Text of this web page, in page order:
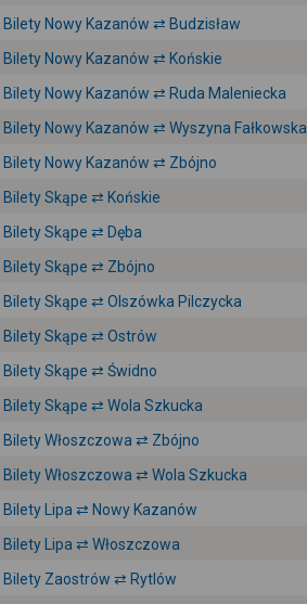
Bilety Nowy Kazanów ⇄ Budzisław
Bilety Nowy Kazanów ⇄ Końskie
Bilety Nowy Kazanów ⇄ Ruda Maleniecka
Bilety Nowy Kazanów ⇄ Wyszyna Fałkowska
Bilety Nowy Kazanów ⇄ Zbójno
Bilety Skąpe ⇄ Końskie
Bilety Skąpe ⇄ Dęba
Bilety Skąpe ⇄ Zbójno
Bilety Skąpe ⇄ Olszówka Pilczycka
Bilety Skąpe ⇄ Ostrów
Bilety Skąpe ⇄ Świdno
Bilety Skąpe ⇄ Wola Szkucka
Bilety Włoszczowa ⇄ Zbójno
Bilety Włoszczowa ⇄ Wola Szkucka
Bilety Lipa ⇄ Nowy Kazanów
Bilety Lipa ⇄ Włoszczowa
Bilety Zaostrów ⇄ Rytlów